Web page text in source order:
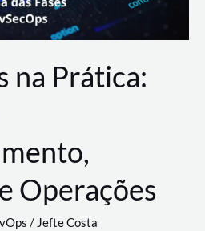
na Prática:
Operações
/Jefte Costa